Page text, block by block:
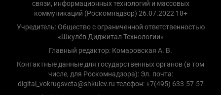
связи, информационных технологий и массовых
коммуникаций (Роскомнадзор) 26.07.2022 18+
Учредитель: Общество с ограниченной ответственностью
«Шкулёв Диджитал Технологии»
Главный редактор: Комаровская А. В.
Контактные данные для государственных органов (в том
числе, для Роскомнадзора): Эл. почта:
digital_vokrugsveta@shkulev.ru телефон: +7(495) 633-57-57